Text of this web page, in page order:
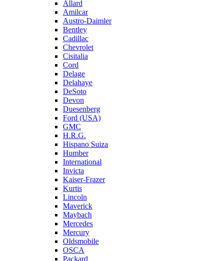
Allard
Amilcar
Austro-Daimler
Bentley
Cadillac
Chevrolet
Cisitalia
Cord
Delage
Delahaye
DeSoto
Devon
Duesenberg
Ford (USA)
GMC
H.R.G.
Hispano Suiza
Humber
International
Invicta
Kaiser-Frazer
Kurtis
Lincoln
Maverick
Maybach
Mercedes
Mercury
Oldsmobile
OSCA
Packard